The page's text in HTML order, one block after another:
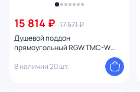
15 814 ₽ 17 571 ₽
Душевой поддон
прямоугольный RGW TMC-W
В наличии 20 шт.